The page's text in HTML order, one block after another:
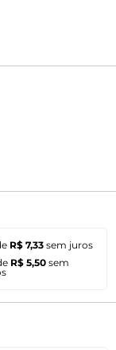
R$ 7,33 sem juros
R$ 5,50 sem